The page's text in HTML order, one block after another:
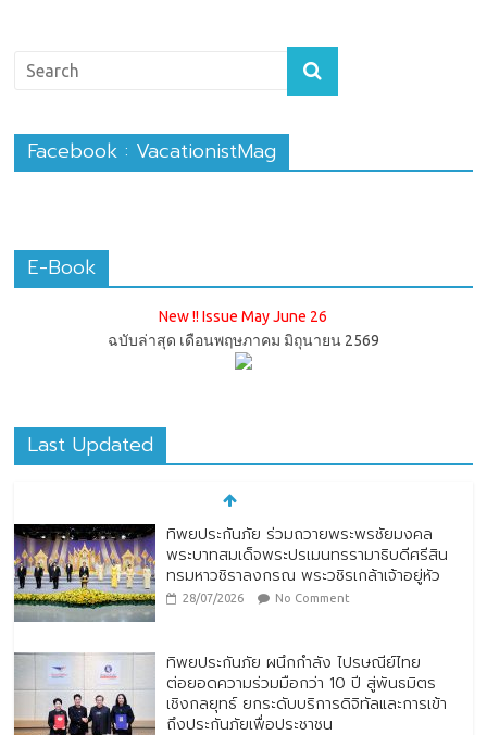
Facebook : VacationistMag
E-Book
New !! Issue May June 26
ฉบับล่าสุด เดือนพฤษภาคม มิถุนายน 2569
Last Updated
ทิพยประกันภัย ร่วมถวายพระพรชัยมงคล
พระบาทสมเด็จพระปรเมนทรรามาธิบดีศรีสิน
ทรมหาวชิราลงกรณ พระวชิรเกล้าเจ้าอยู่หัว
28/07/2026 No Comment
ทิพยประกันภัย ผนึกกำลัง ไปรษณีย์ไทย
ต่อยอดความร่วมมือกว่า 10 ปี สู่พันธมิตร
เชิงกลยุทธ์ ยกระดับบริการดิจิทัลและการเข้า
ถึงประกันภัยเพื่อประชาชน